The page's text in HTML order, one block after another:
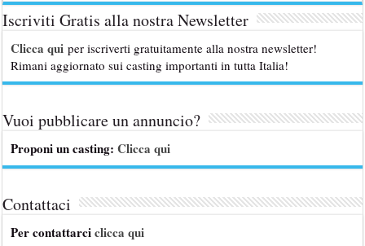
Iscriviti Gratis alla nostra Newsletter
Clicca qui per iscriverti gratuitamente alla nostra newsletter!
Rimani aggiornato sui casting importanti in tutta Italia!
Vuoi pubblicare un annuncio?
Proponi un casting:Clicca qui
Contattaci
Per contattarciclicca qui